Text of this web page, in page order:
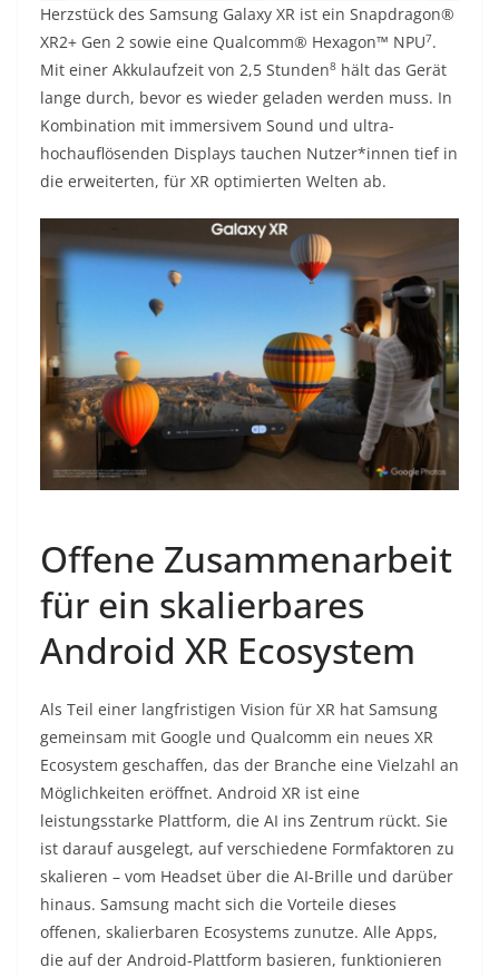
Herzstück des Samsung Galaxy XR ist ein Snapdragon®
XR2+ Gen 2 sowie eine Qualcomm® Hexagon™ NPU7.
Mit einer Akkulaufzeit von 2,5 Stunden8 hält das Gerät
lange durch, bevor es wieder geladen werden muss. In
Kombination mit immersivem Sound und ultra-
hochauflösenden Displays tauchen Nutzer*innen tief in
die erweiterten, für XR optimierten Welten ab.
Offene Zusammenarbeit
für ein skalierbares
Android XR Ecosystem
Als Teil einer langfristigen Vision für XR hat Samsung
gemeinsam mit Google und Qualcomm ein neues XR
Ecosystem geschaffen, das der Branche eine Vielzahl an
Möglichkeiten eröffnet. Android XR ist eine
leistungsstarke Plattform, die AI ins Zentrum rückt. Sie
ist darauf ausgelegt, auf verschiedene Formfaktoren zu
skalieren – vom Headset über die AI-Brille und darüber
hinaus. Samsung macht sich die Vorteile dieses
offenen, skalierbaren Ecosystems zunutze. Alle Apps,
die auf der Android-Plattform basieren, funktionieren